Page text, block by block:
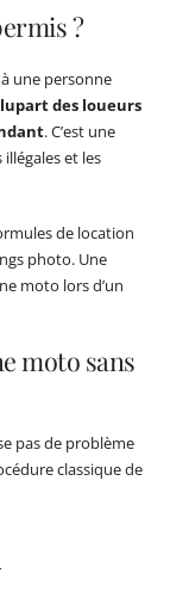
?
une personne
des loueurs
. C’est une
et les
de location
photo. Une
moto lors d’un
moto sans
pas de problème
classique de